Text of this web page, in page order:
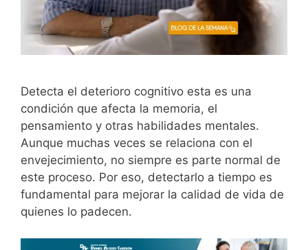
Detecta el deterioro cognitivo esta es una
condición que afecta la memoria, el
pensamiento y otras habilidades mentales.
Aunque muchas veces se relaciona con el
envejecimiento, no siempre es parte normal de
este proceso. Por eso, detectarlo a tiempo es
fundamental para mejorar la calidad de vida de
quienes lo padecen.